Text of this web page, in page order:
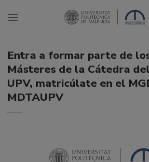
Entra a formar parte de
Másteres de la Cátedra
UPV, matricúlate en el
MDTAUPV